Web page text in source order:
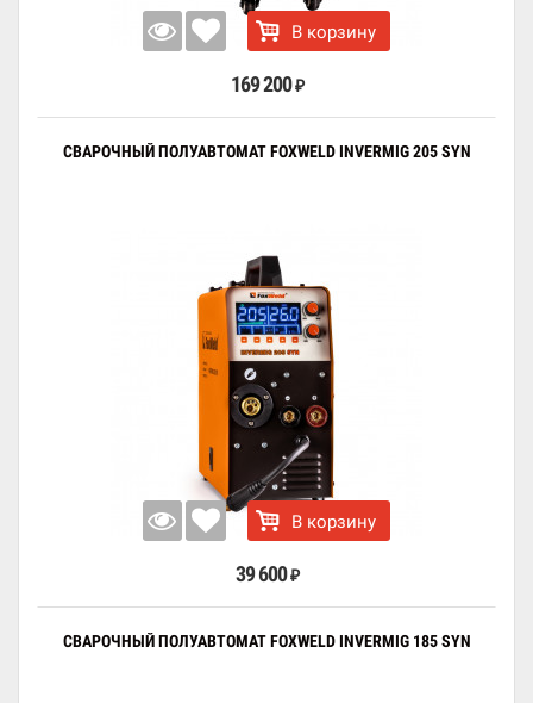
В корзину
169 200 ₽
СВАРОЧНЫЙ ПОЛУАВТОМАТ FOXWELD INVERMIG 205 SYN
В корзину
39 600 ₽
СВАРОЧНЫЙ ПОЛУАВТОМАТ FOXWELD INVERMIG 185 SYN